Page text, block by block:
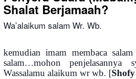
Shalat Berjamaah?
Wa’alaikum salam Wr. Wb.
kemudian imam membaca
salam…mohon penjelasannya
Wassalamu alaikum wr wb. [